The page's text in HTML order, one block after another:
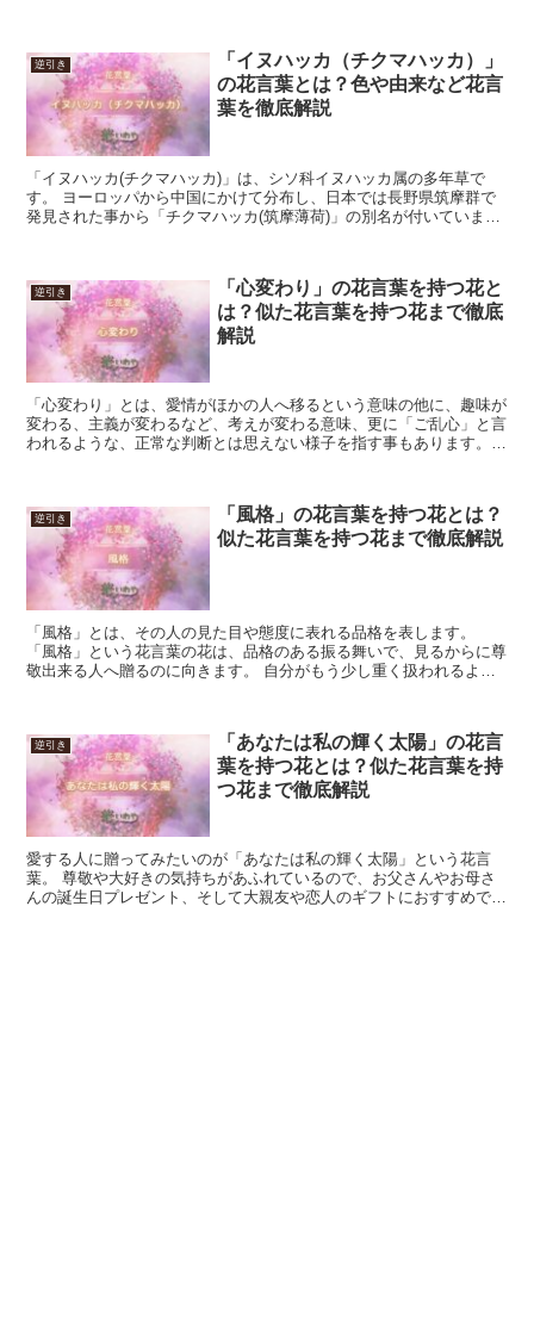
逆引き
「イヌハッカ（チクマハッカ）」
の花言葉とは？色や由来など花言
葉を徹底解説
「イヌハッカ(チクマハッカ)」は、シソ科イヌハッカ属の多年草で
す。 ヨーロッパから中国にかけて分布し、日本では長野県筑摩群で
発見された事から「チクマハッカ(筑摩薄荷)」の別名が付いていま
逆引き
「心変わり」の花言葉を持つ花と
は？似た花言葉を持つ花まで徹底
解説
「心変わり」とは、愛情がほかの人へ移るという意味の他に、趣味が
変わる、主義が変わるなど、考えが変わる意味、更に「ご乱心」と言
われるような、正常な判断とは思えない様子を指す事もあります。
逆引き
「風格」の花言葉を持つ花とは？
似た花言葉を持つ花まで徹底解説
「風格」とは、その人の見た目や態度に表れる品格を表します。
「風格」という花言葉の花は、品格のある振る舞いで、見るからに尊
敬出来る人へ贈るのに向きます。 自分がもう少し重く扱われるよう
逆引き
「あなたは私の輝く太陽」の花言
葉を持つ花とは？似た花言葉を持
つ花まで徹底解説
愛する人に贈ってみたいのが「あなたは私の輝く太陽」という花言
葉。 尊敬や大好きの気持ちがあふれているので、お父さんやお母さ
んの誕生日プレゼント、そして大親友や恋人のギフトにおすすめで